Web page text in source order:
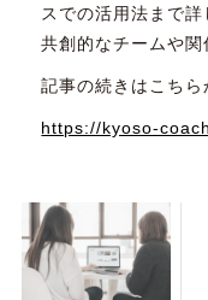
スでの活用法まで詳
共創的なチームや関
記事の続きはこち
https://kyoso-